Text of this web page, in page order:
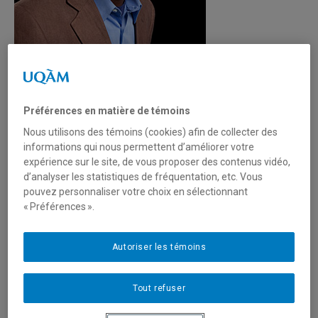
Unité:Département de communication sociale et
publique
Courriel:kane.oumar@uqam.ca
: Français, Anglais
Domaines d'expertise
Préférences en matière de témoins
Nous utilisons des témoins (cookies) afin de collecter des
informations qui nous permettent d’améliorer votre
expérience sur le site, de vous proposer des contenus vidéo,
d’analyser les statistiques de fréquentation, etc. Vous
pouvez personnaliser votre choix en sélectionnant
« Préférences ».
Tout refuser
Autoriser les témoins